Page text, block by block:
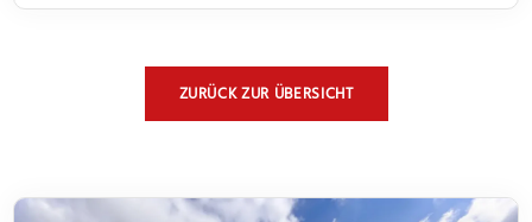
ZURÜCK ZUR ÜBERSICHT